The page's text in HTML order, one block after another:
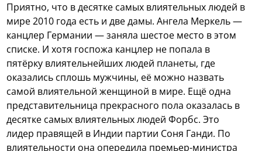
Приятно, что в десятке самых влиятельных людей в
мире 2010 года есть и две дамы. Ангела Меркель —
канцлер Германии — заняла шестое место в этом
списке. И хотя госпожа канцлер не попала в
пятёрку влиятельнейших людей планеты, где
оказались сплошь мужчины, её можно назвать
самой влиятельной женщиной в мире. Ещё одна
представительница прекрасного пола оказалась в
десятке самых влиятельных людей Форбс. Это
лидер правящей в Индии партии Соня Ганди. По
влиятельности она опередила премьер-министра